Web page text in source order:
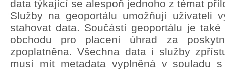
data týkající se alespoň jednoho z témat
Služby na geoportálu umožňují uživateli
stahovat data. Součástí geoportálu je také
obchodu pro placení úhrad za
zpoplatněna. Všechna data i služby
musí mít metadata vyplněná v souladu s